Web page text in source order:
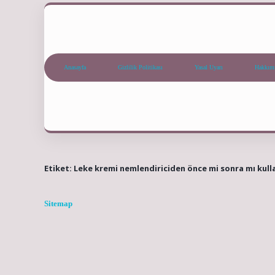
Anasayfa Gizlilik Politikası Yasal Uyarı
Etiket: Leke kremi nemlendiriciden önce mi sonra mı
Sitemap